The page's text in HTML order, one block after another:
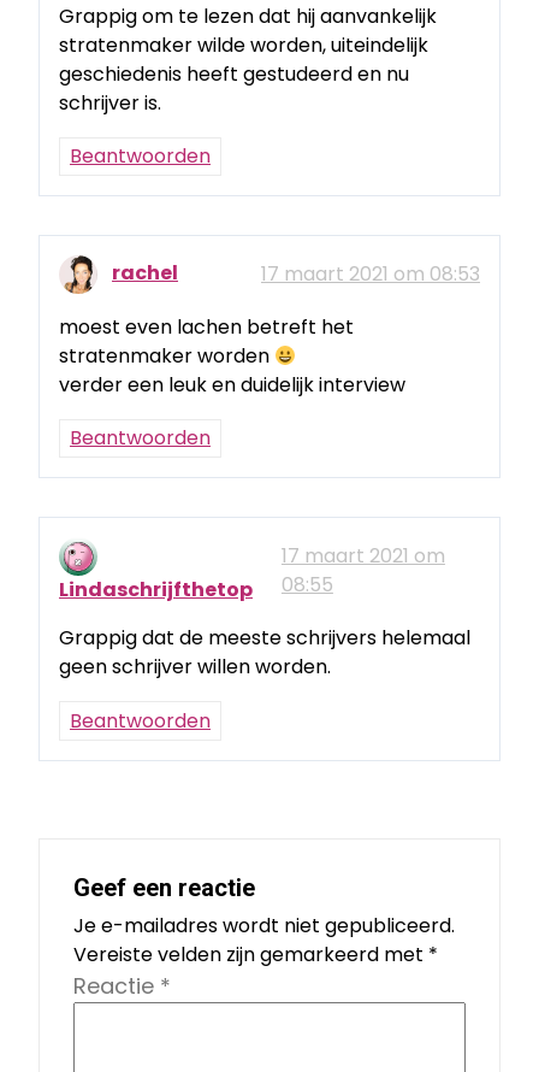
Grappig om te lezen dat hij aanvankelijk
stratenmaker wilde worden, uiteindelijk
geschiedenis heeft gestudeerd en nu
schrijver is.
Beantwoorden
rachel
17 maart 2021 om 08:53
moest even lachen betreft het
stratenmaker worden
verder een leuk en duidelijk interview
Beantwoorden
Lindaschrijfthetop
17 maart 2021 om
08:55
Grappig dat de meeste schrijvers helemaal
geen schrijver willen worden.
Beantwoorden
Geef een reactie
Je e-mailadres wordt niet gepubliceerd.
Vereiste velden zijn gemarkeerd met *
Reactie *